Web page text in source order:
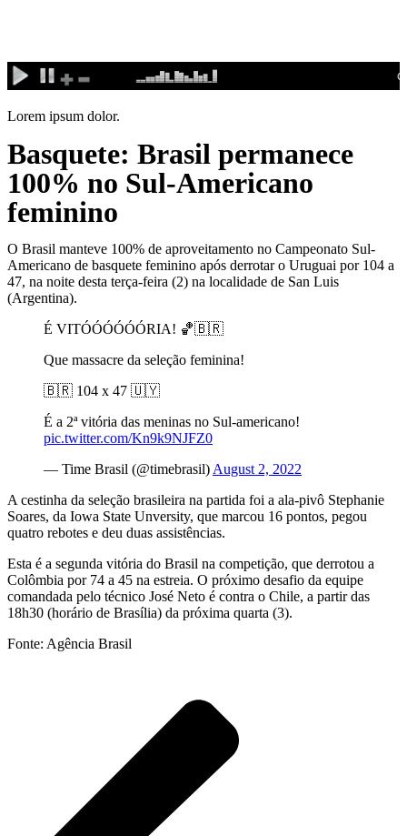
conteúdo
Lorem ipsum dolor.
Basquete: Brasil permanece
100% no Sul-Americano
feminino
O Brasil manteve 100% de aproveitamento no Campeonato Sul-
Americano de basquete feminino após derrotar o Uruguai por 104 a
47, na noite desta terça-feira (2) na localidade de San Luis
(Argentina).
É VITÓÓÓÓÓÓRIA! 🏀🇧🇷
Que massacre da seleção feminina!
🇧🇷 104 x 47 🇺🇾
É a 2ª vitória das meninas no Sul-americano!
pic.twitter.com/Kn9k9NJFZ0
— Time Brasil (@timebrasil) August 2, 2022
A cestinha da seleção brasileira na partida foi a ala-pivô Stephanie
Soares, da Iowa State Unversity, que marcou 16 pontos, pegou
quatro rebotes e deu duas assistências.
Esta é a segunda vitória do Brasil na competição, que derrotou a
Colômbia por 74 a 45 na estreia. O próximo desafio da equipe
comandada pelo técnico José Neto é contra o Chile, a partir das
18h30 (horário de Brasília) da próxima quarta (3).
Fonte: Agência Brasil